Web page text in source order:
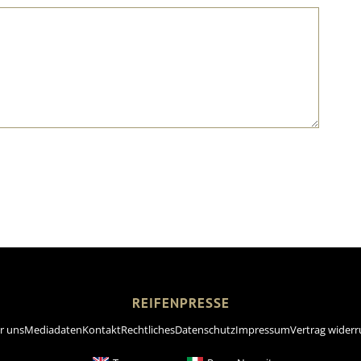
REIFENPRESSE
unsMediadatenKontaktRechtlichesDatenschutzImpressumVertrag